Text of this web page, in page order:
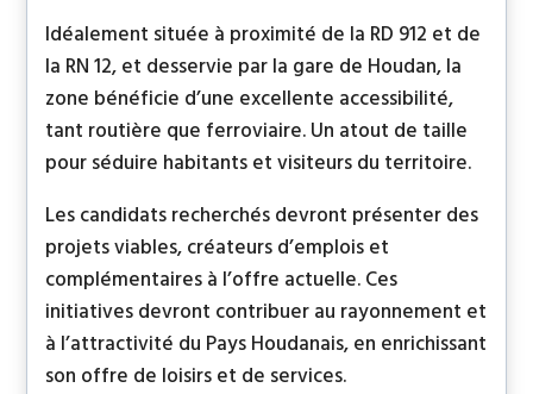
Idéalement située à proximité de la RD 912 et de
la RN 12, et desservie par la gare de Houdan, la
zone bénéficie d’une excellente accessibilité,
tant routière que ferroviaire. Un atout de taille
pour séduire habitants et visiteurs du territoire.
Les candidats recherchés devront présenter des
projets viables, créateurs d’emplois et
complémentaires à l’offre actuelle. Ces
initiatives devront contribuer au rayonnement et
à l’attractivité du Pays Houdanais, en enrichissant
son offre de loisirs et de services.